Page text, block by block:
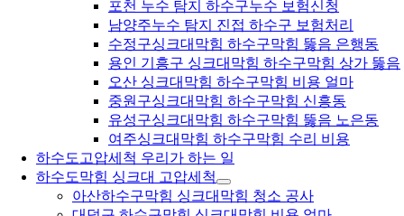
포천 누수 탐지 하수구누수 보험신청
남양주누수 탐지 진접 하수구 보험처리
수정구싱크대막힘 하수구막힘 뚫음 은행동
용인 기흥구 싱크대막힘 하수구막힘 상가 뚫음
오산 싱크대막힘 하수구막힘 비용 얼마
중원구싱크대막힘 하수구막힘 신흥동
유성구싱크대막힘 하수구막힘 뚫음 노은동
여주싱크대막힘 하수구막힘 수리 비용
하수도고압세척 우리가 하는 일
하수도막힘 싱크대 고압세척
아산하수구막힘 싱크대막힘 청소 공사